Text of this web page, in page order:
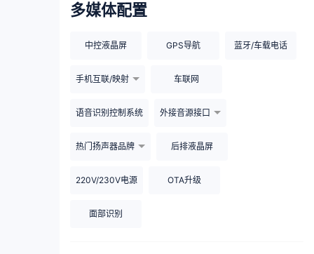
多媒体配置
中控液晶屏 GPS导航 蓝牙/车载电话
手机互联/映射 车联网
语音识别控制系统 外接音源接口
热门扬声器品牌 后排液晶屏
220V/230V电源 OTA升级
面部识别